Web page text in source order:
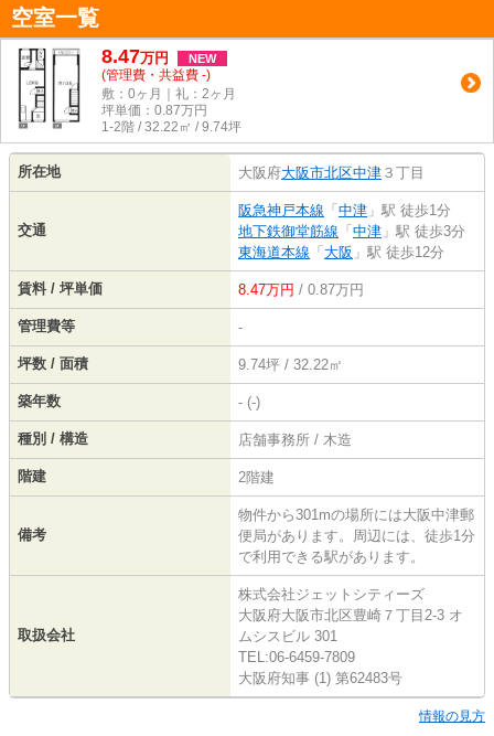
空室一覧
8.47万円 NEW
(管理費・共益費 -)
敷：0ヶ月｜礼：2ヶ月
坪単価： 0.87万円
1-2階 / 32.22㎡ / 9.74坪
所在地 大阪府大阪市北区中津 ３丁目
交通
阪急神戸本線 「 中津 」駅 徒歩1分
地下鉄御堂筋線 「 中津 」駅 徒歩3分
東海道本線 「 大阪 」駅 徒歩12分
賃料 / 坪単価 8.47万円 / 0.87万円
管理費等 -
坪数 / 面積 9.74坪 / 32.22㎡
築年数 - (-)
種別 / 構造 店舗事務所 / 木造
階建 2階建
備考
物件から301mの場所には大阪中津郵
便局があります。周辺には、徒歩1分
で利用できる駅があります。
取扱会社
株式会社ジェットシティーズ
大阪府大阪市北区豊崎７丁目2-3 オ
ムシスビル 301
TEL:06-6459-7809
大阪府知事 (1) 第62483号
情報の見方